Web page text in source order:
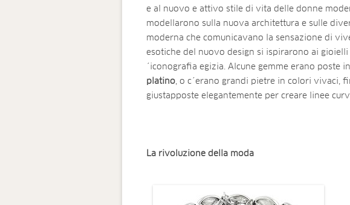
e al nuovo e attivo stile di vita delle donne
modellarono sulla nuova architettura e sulle
moderna che comunicavano la sensazione di
esotiche del nuovo design si ispirarono ai gioielli
´iconografia egizia. Alcune gemme erano poste
platino, o c´erano grandi pietre in colori vivaci,
giustapposte elegantemente per creare linee
La rivoluzione della moda